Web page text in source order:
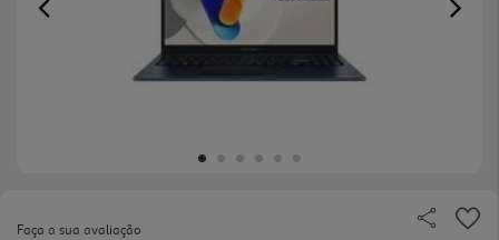
Previous
Faça a sua avaliação